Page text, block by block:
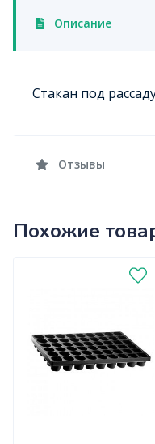
Описание
Стакан под
Отзывы
Похожие